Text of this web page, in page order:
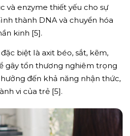
và enzyme thiết yếu cho sự
thành DNA và chuyển hóa
kinh [5].
biệt là axit béo, sắt, kẽm,
gây tổn thương nghiêm trọng
đến khả năng nhận thức,
vi của trẻ [5].